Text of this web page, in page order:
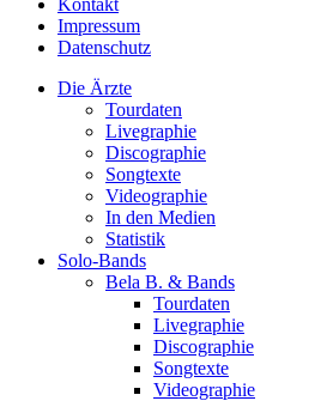
Kontakt
Impressum
Datenschutz
Die Ärzte
Tourdaten
Livegraphie
Discographie
Songtexte
Videographie
In den Medien
Statistik
Solo-Bands
Bela B. & Bands
Tourdaten
Livegraphie
Discographie
Songtexte
Videographie